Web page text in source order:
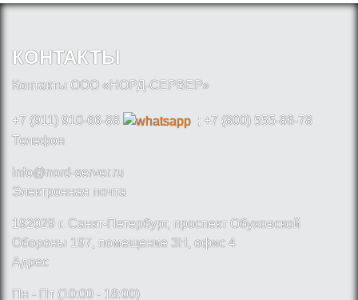
КОНТАКТЫ
Контакты ООО «НОРД-СЕРВЕР»
+7 (911) 910-66-88
; +7 (800) 555-86-78
Телефон
info@nord-server.ru
Электронная почта
192029 г. Санкт-Петербург, проспект Обуховской
Обороны 197, помещение 3Н, офис 4
Адрес
Пн - Пт (10:00 - 18:00)